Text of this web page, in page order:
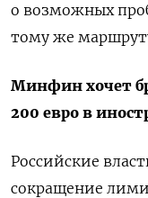
о возможных
тому же
Минфин хочет
200 евро в
Российские
сокращение